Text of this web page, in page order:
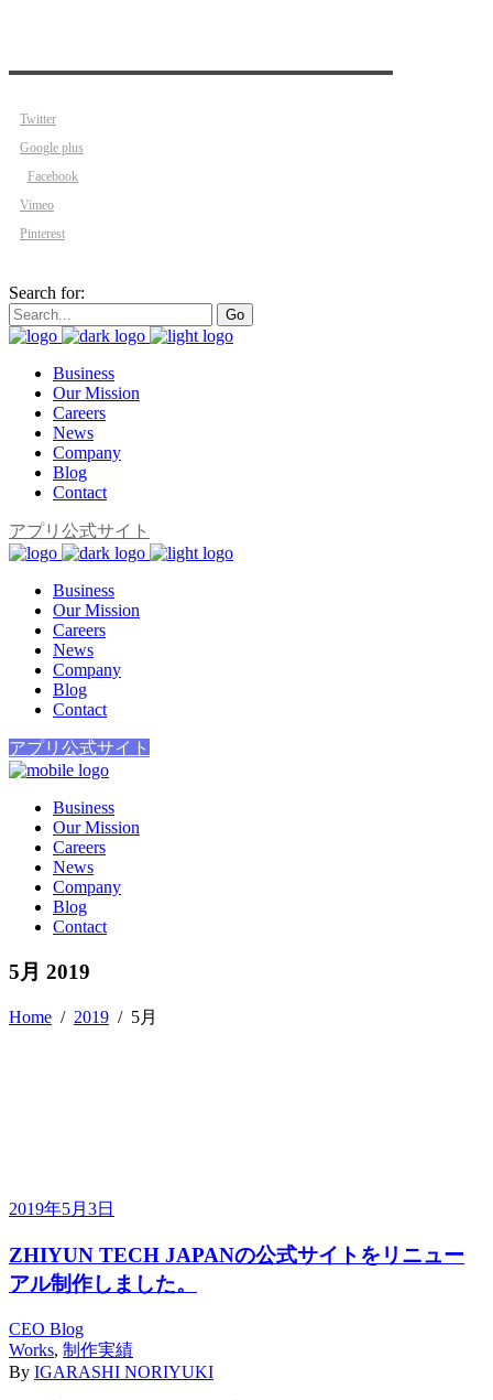
Twitter
Google plus
Facebook
Vimeo
Pinterest
Search for:
Go
Business
Our Mission
Careers
News
Company
Blog
Contact
アプリ公式サイト
Business
Our Mission
Careers
News
Company
Blog
Contact
アプリ公式サイト
Business
Our Mission
Careers
News
Company
Blog
Contact
5月 2019
Home / 2019 / 5月
2019年5月3日
ZHIYUN TECH JAPANの公式サイトをリニュー
アル制作しました。
CEO Blog
Works, 制作実績
By IGARASHI NORIYUKI